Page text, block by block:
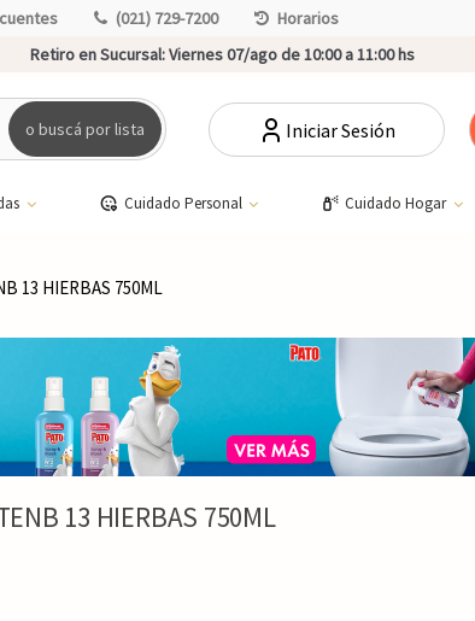
(021) 729-7200
Horarios
Retiro en Sucursal:Viernes 07/ago de 10:00 a 11:00 hs
o buscá por lista Iniciar Sesión
Cuidado Personal Cuidado Hogar
13 HIERBAS 750ML
13 HIERBAS 750ML